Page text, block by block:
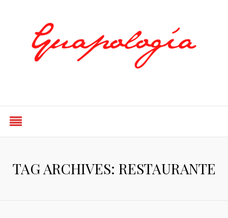
TAG ARCHIVES: RESTAURANTE